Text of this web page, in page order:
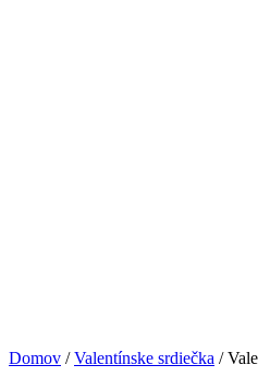
Domov /Valentínske srdiečka /